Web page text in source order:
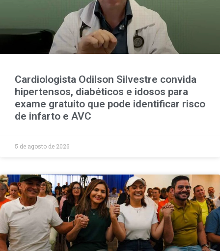
Cardiologista Odilson Silvestre convida
hipertensos, diabéticos e idosos para
exame gratuito que pode identificar risco
de infarto e AVC
5 de agosto de 2026